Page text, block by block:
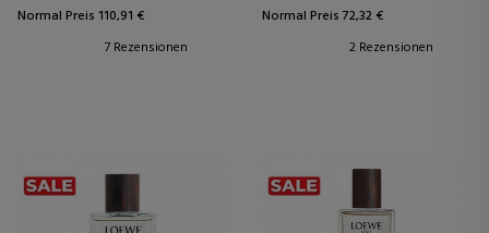
Normal Preis 110,91 €
7 Rezensionen
Normal Preis 72,32 €
2 Rezensionen